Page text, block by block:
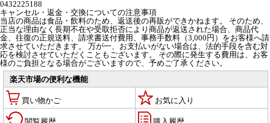
0432225188
キャンセル・返金・交換についての注意事項
当店の商品は食品・飲料のため、返送後の再販ができかねます。 そのため、
正当な理由なく長期不在や受取拒否により商品が返送された場合、商品代
金、往復の正規送料、請求書送付費用、事務手数料（3,000円）をお客様へ請
求させていただきます。 万が一、お支払いがない場合は、法的手段を含む対
応を検討させていただくこともございます。 その際に発生する費用は、お客
様のご負担となる場合がございますので、予めご了承ください。
楽天市場の便利な機能
買い物かご お気に入り